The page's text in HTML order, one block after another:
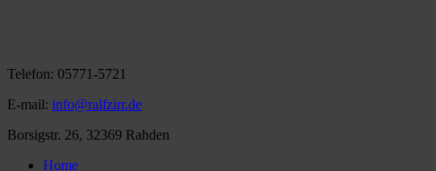
Telefon: 05771-5721
E-mail: info@ralfzirr.de
Borsigstr. 26, 32369 Rahden
Home